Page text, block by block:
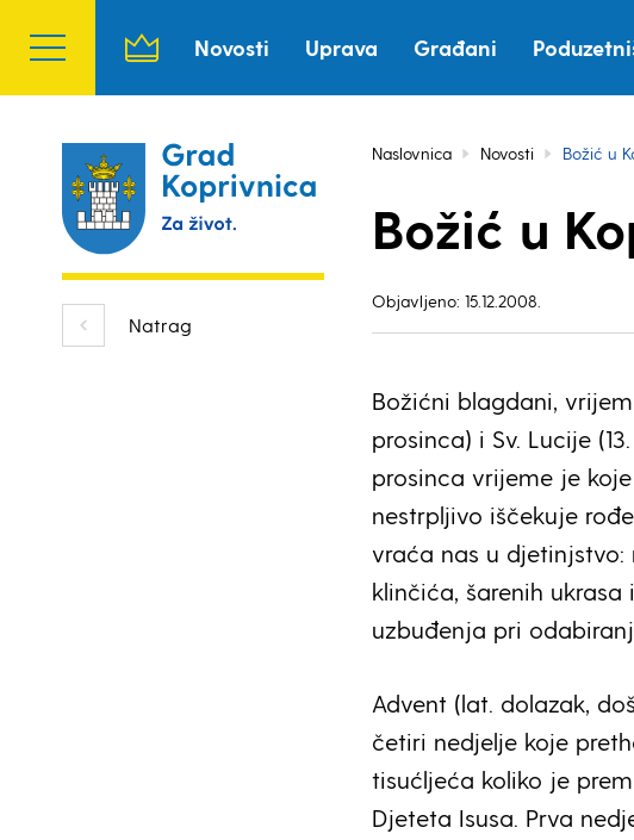
Novosti Uprava Građani
Natrag
Naslovnica Novosti Božić u
Božić u
Objavljeno: 15.12.2008.
Božićni blagdani,
prosinca) i Sv. Lucije
prosinca vrijeme je
nestrpljivo iščekuje
vraća nas u
klinčića, šarenih
uzbuđenja pri
Advent (lat. dolazak,
četiri nedjelje koje
tisućljeća koliko je
Djeteta Isusa. Prva